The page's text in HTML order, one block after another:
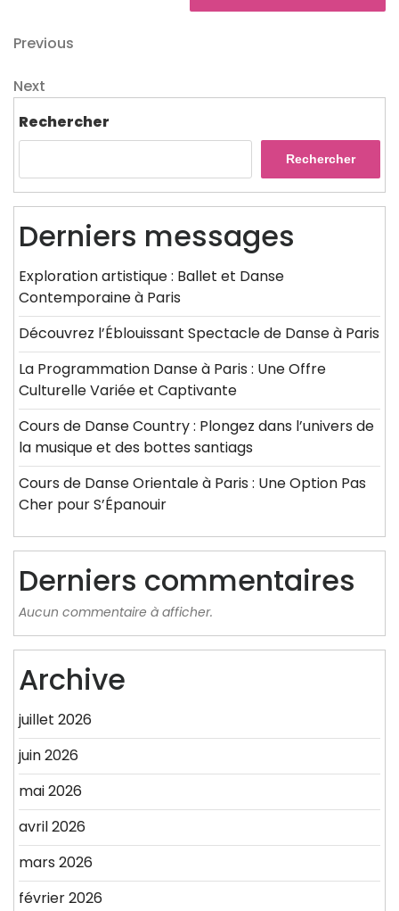
Navigation
de
l’article
Previous
Previous
Next
Next
Rechercher
Rechercher
Derniers messages
Exploration artistique : Ballet et Danse
Contemporaine à Paris
Découvrez l’Éblouissant Spectacle de Danse à Paris
La Programmation Danse à Paris : Une Offre
Culturelle Variée et Captivante
Cours de Danse Country : Plongez dans l’univers de
la musique et des bottes santiags
Cours de Danse Orientale à Paris : Une Option Pas
Cher pour S’Épanouir
Derniers commentaires
Aucun commentaire à afficher.
Archive
juillet 2026
juin 2026
mai 2026
avril 2026
mars 2026
février 2026